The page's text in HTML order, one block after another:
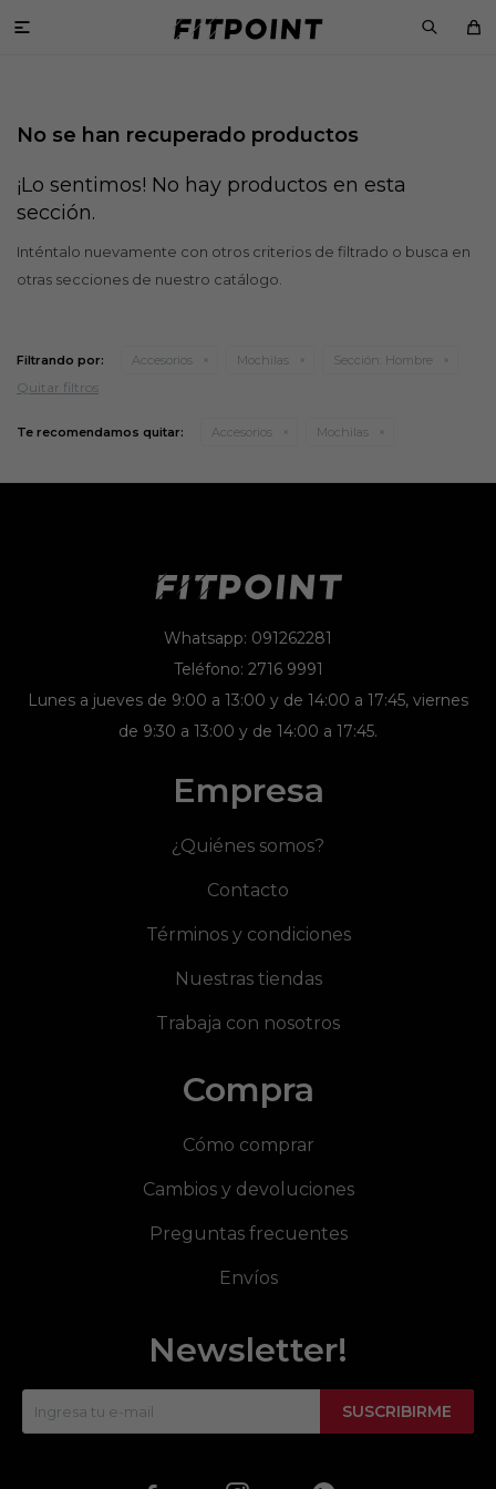

No se han recuperado productos
¡Lo sentimos! No hay productos en esta
sección.
Inténtalo nuevamente con otros criterios de filtrado o busca en
otras secciones de nuestro catálogo.
Filtrando por: Accesorios Mochilas Sección: Hombre
Quitar filtros
Te recomendamos quitar: Accesorios Mochilas
Whatsapp: 091262281
Teléfono: 2716 9991
Lunes a jueves de 9:00 a 13:00 y de 14:00 a 17:45, viernes
de 9:30 a 13:00 y de 14:00 a 17:45.
Empresa
¿Quiénes somos?
Contacto
Términos y condiciones
Nuestras tiendas
Trabaja con nosotros
Compra
Cómo comprar
Cambios y devoluciones
Preguntas frecuentes
Envíos
Newsletter!
SUSCRIBIRME